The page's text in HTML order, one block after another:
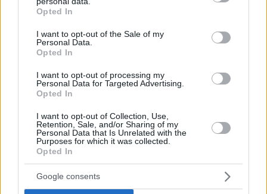
grant or deny consent to Google and its third-party tags to
use your data for below specified purposes in below Google
consent section.
Opted In
I want to opt-out of the Sale of my
Personal Data.
Opted In
I want to opt-out of processing my
Personal Data for Targeted Advertising.
Opted In
I want to opt-out of Collection, Use,
Retention, Sale, and/or Sharing of my
Personal Data that Is Unrelated with the
Purposes for which it was collected.
Opted In
Google consents
Στη ΓΑΔΑ κρατείται η 46χρονη που κατηγορείται
για την επίθεση στη Marfin, δείτε βίντεο και
φωτογραφίες
06.08.2026, 23:17